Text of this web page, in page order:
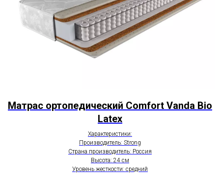
Матрас ортопедический Comfort Vanda Bio
Latex
Характеристики:
Производитель: Strong
Страна производитель: Россия
Высота: 24 см
Уровень жесткости: средний